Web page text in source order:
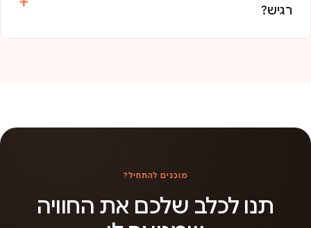
רגיש?
מוכנים להתחיל?
תנו לכלב שלכם את החוויה